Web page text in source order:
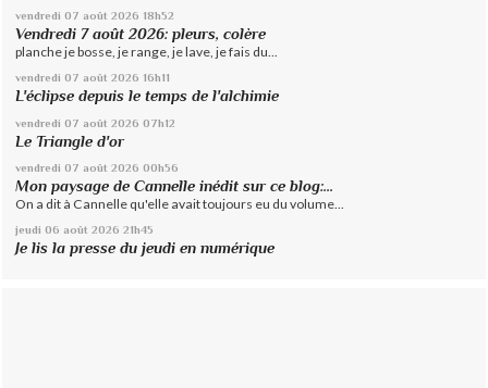
vendredi 07 août 2026 18h52
Vendredi 7 août 2026: pleurs, colère
planche je bosse, je range, je lave, je fais du...
vendredi 07 août 2026 16h11
L'éclipse depuis le temps de l'alchimie
vendredi 07 août 2026 07h12
Le Triangle d'or
vendredi 07 août 2026 00h56
Mon paysage de Cannelle inédit sur ce blog:...
On a dit à Cannelle qu'elle avait toujours eu du volume...
jeudi 06 août 2026 21h45
Je lis la presse du jeudi en numérique